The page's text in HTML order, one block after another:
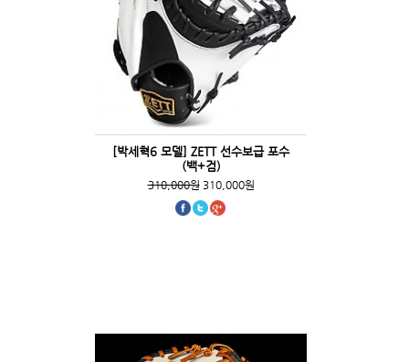
[박세혁6 모델] ZETT 선수보급 포수
(백+검)
310,000원310,000원